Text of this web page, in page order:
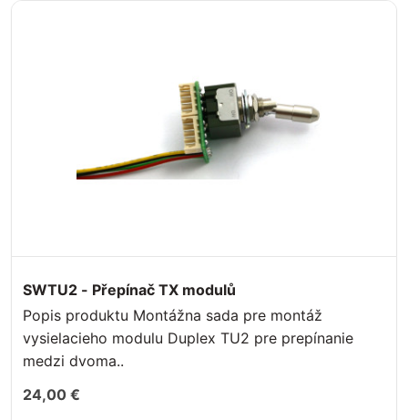
SWTU2 - Přepínač TX modulů
Popis produktu Montážna sada pre montáž
vysielacieho modulu Duplex TU2 pre prepínanie
medzi dvoma..
24,00 €